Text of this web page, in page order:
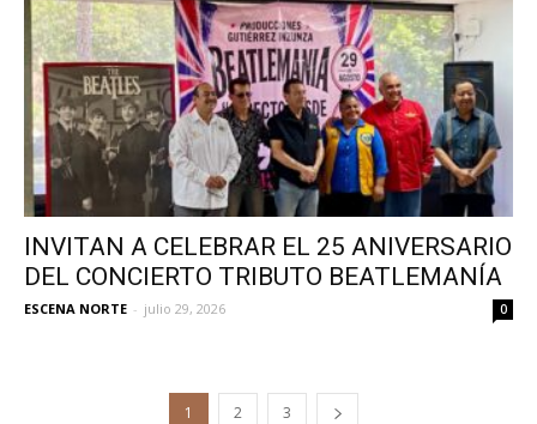
INVITAN A CELEBRAR EL 25 ANIVERSARIO
DEL CONCIERTO TRIBUTO BEATLEMANÍA
ESCENA NORTE - julio 29, 2026 0
1 2 3